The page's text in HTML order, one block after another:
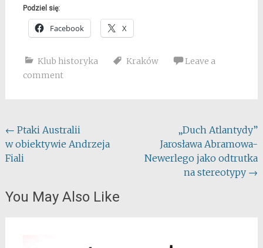
Podziel się:
Facebook X
Klub historyka Kraków
Leave a
comment
Post
navigation
← Ptaki Australii
w obiektywie Andrzeja
Fiali
„Duch Atlantydy”
Jarosława Abramowa-
Newerlego jako odtrutka
na stereotypy →
You May Also Like